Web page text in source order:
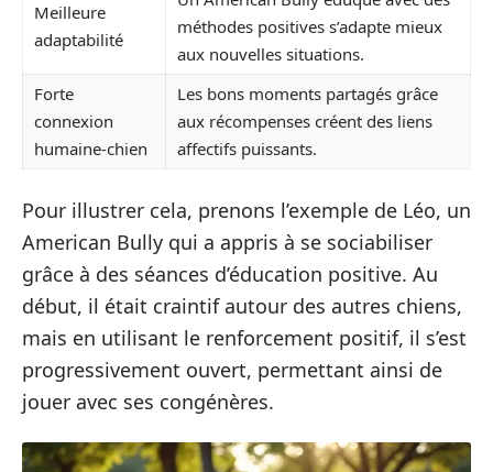
Meilleure
adaptabilité
méthodes positives s’adapte mieux
aux nouvelles situations.
Forte
connexion
humaine-chien
Les bons moments partagés grâce
aux récompenses créent des liens
affectifs puissants.
Pour illustrer cela, prenons l’exemple de Léo, un
American Bully qui a appris à se sociabiliser
grâce à des séances d’éducation positive. Au
début, il était craintif autour des autres chiens,
mais en utilisant le renforcement positif, il s’est
progressivement ouvert, permettant ainsi de
jouer avec ses congénères.